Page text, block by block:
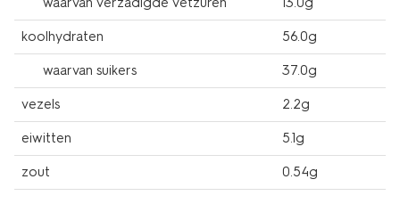
koolhydraten 56.0g
waarvan suikers 37.0g
vezels 2.2g
eiwitten 5.1g
zout 0.54g